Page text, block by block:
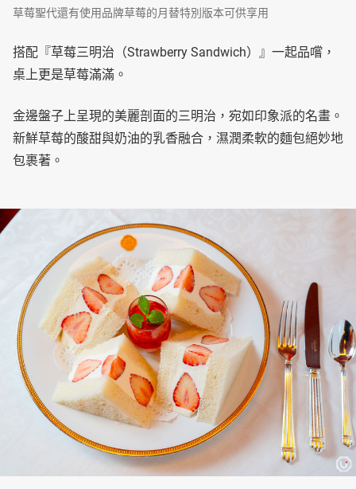
草莓聖代還有使用品牌草莓的月替特別版本可供享用
搭配『草莓三明治（Strawberry Sandwich）』一起品嚐，
桌上更是草莓滿滿。
金邊盤子上呈現的美麗剖面的三明治，宛如印象派的名畫。
新鮮草莓的酸甜與奶油的乳香融合，濕潤柔軟的麵包絕妙地
包裹著。